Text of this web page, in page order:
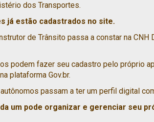
dos Transportes.
já estão cadastrados no site.
de Trânsito passa a constar na CNH
podem fazer seu cadastro pelo próprio
plataforma Gov.br.
passam a ter um perfil digital
um pode organizar e gerenciar seu